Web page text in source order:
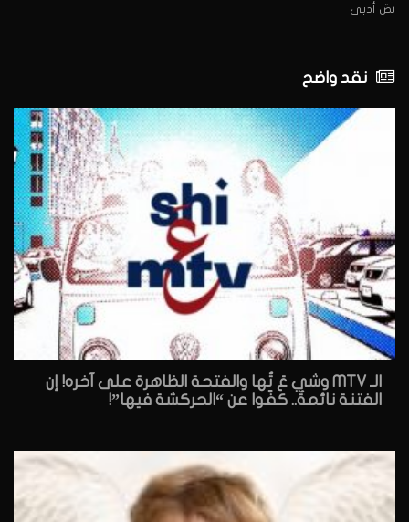
نصّ أدبي
نقد واضح
الـ MTV وشي عَ تُها والفتحة الظاهرة على آخره! إن
الفتنة نائمةٌ.. كفّوا عن “الحركشة فيها”!